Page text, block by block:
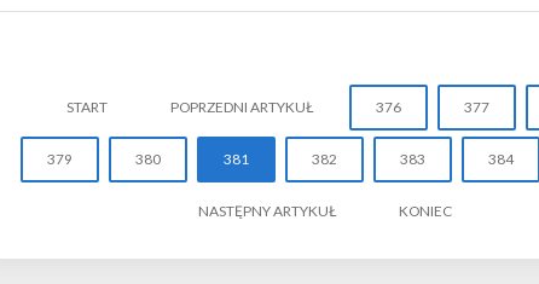
START POPRZEDNI ARTYKUŁ 376 377
379 380 381 382 383 384
NASTĘPNY ARTYKUŁ KONIEC